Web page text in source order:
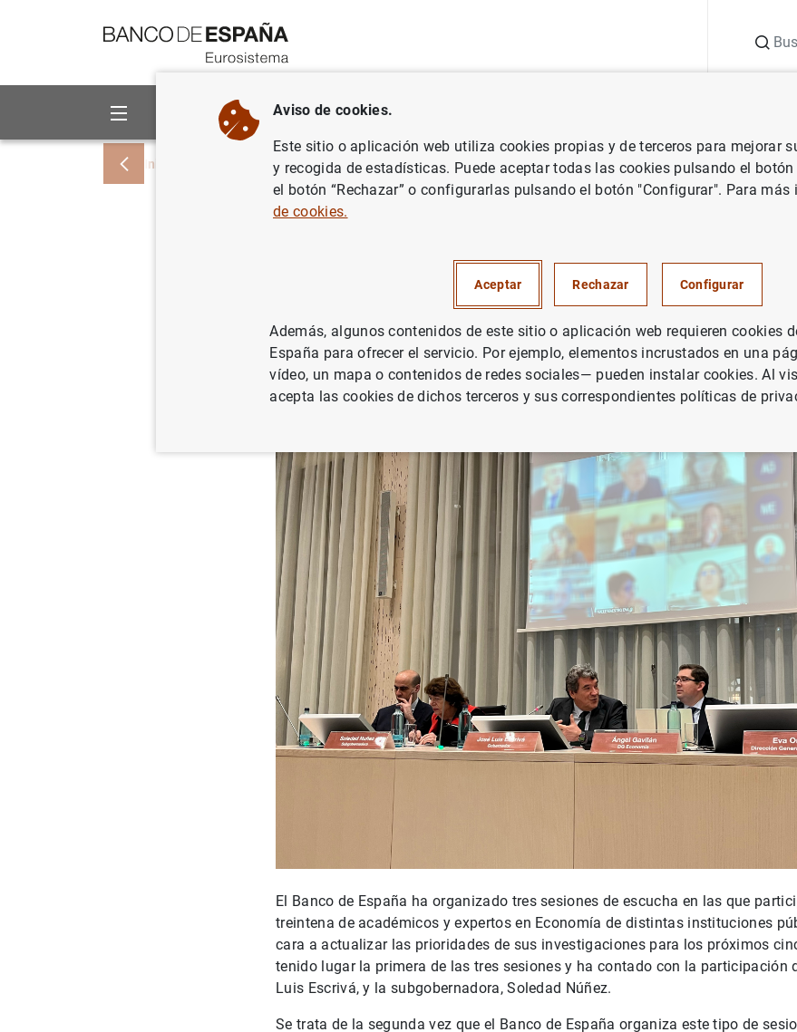
Sobre el Banco Áreas de actuación
Inicio Noticias y eventos Noticias del Banco de España El Banco de España consulta con académicos y
expertos en Economía para fijar las
de sus investigaciones
12/02/2025 BANCO DE ESPAÑA
El Banco de España ha organizado tres sesiones de escucha en las que
treintena de académicos y expertos en Economía de distintas instituciones
cara a actualizar las prioridades de sus investigaciones para los próximos
tenido lugar la primera de las tres sesiones y ha contado con la participación
Luis Escrivá, y la subgobernadora, Soledad Núñez.
Se trata de la segunda vez que el Banco de España organiza este tipo de
Aviso de cookies.
Este sitio o aplicación web utiliza cookies propias y de terceros para mejorar
y recogida de estadísticas. Puede aceptar todas las cookies pulsando el
el botón “Rechazar” o configurarlas pulsando el botón "Configurar". Para
de cookies.
Aceptar Rechazar Configurar
Además, algunos contenidos de este sitio o aplicación web requieren cookies
España para ofrecer el servicio. Por ejemplo, elementos incrustados en una
vídeo, un mapa o contenidos de redes sociales— pueden instalar cookies. Al
acepta las cookies de dichos terceros y sus correspondientes políticas de